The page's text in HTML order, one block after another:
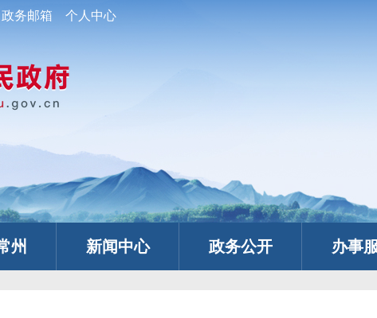
政务邮箱 个人中心
州 新闻中心 政务公开 办事